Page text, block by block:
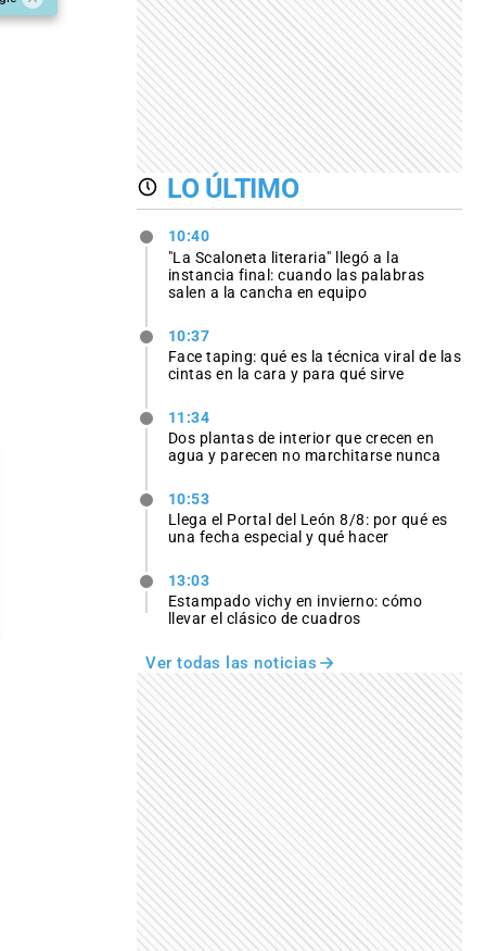
LO ÚLTIMO
10:40
"La Scaloneta literaria" llegó a la
instancia final: cuando las palabras
salen a la cancha en equipo
10:37
Face taping: qué es la técnica viral de las
cintas en la cara y para qué sirve
11:34
Dos plantas de interior que crecen en
agua y parecen no marchitarse nunca
10:53
Llega el Portal del León 8/8: por qué es
una fecha especial y qué hacer
13:03
Estampado vichy en invierno: cómo
llevar el clásico de cuadros
Ver todas las noticias